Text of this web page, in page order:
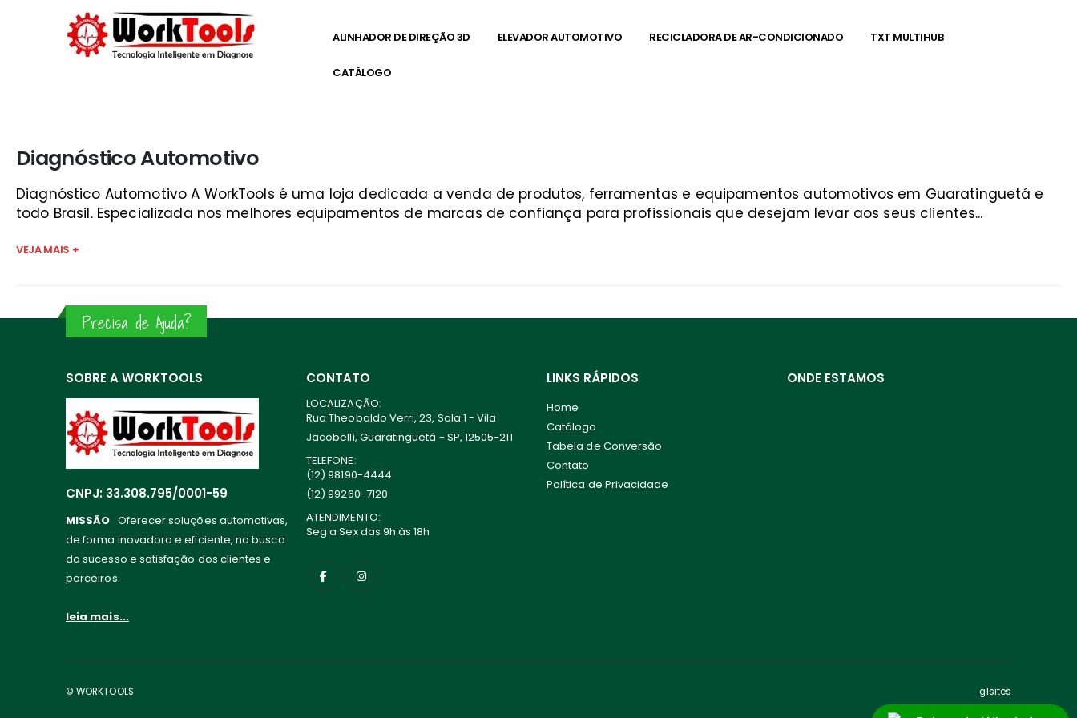
ALINHADOR DE DIREÇÃO 3D ELEVADOR AUTOMOTIVO RECICLADORA DE AR-CONDICIONADO TXT MULTIHUB
CATÁLOGO
Diagnóstico Automotivo
Diagnóstico Automotivo A WorkTools é uma loja dedicada a venda de produtos, ferramentas e equipamentos automotivos em Guaratinguetá e
todo Brasil. Especializada nos melhores equipamentos de marcas de confiança para profissionais que desejam levar aos seus clientes...
VEJA MAIS +
Precisa de Ajuda?
SOBRE A WORKTOOLS
CNPJ: 33.308.795/0001-59
MISSÃO Oferecer soluções automotivas,
de forma inovadora e eficiente, na busca
do sucesso e satisfação dos clientes e
parceiros.
leia mais...
CONTATO
LOCALIZAÇÃO:
Rua Theobaldo Verri, 23, Sala 1 - Vila
Jacobelli, Guaratinguetá - SP, 12505-211
TELEFONE:
(12) 98190-4444
(12) 99260-7120
ATENDIMENTO:
Seg a Sex das 9h às 18h
LINKS RÁPIDOS
Home
Catálogo
Tabela de Conversão
Contato
Política de Privacidade
ONDE ESTAMOS
© WORKTOOLS g1sites